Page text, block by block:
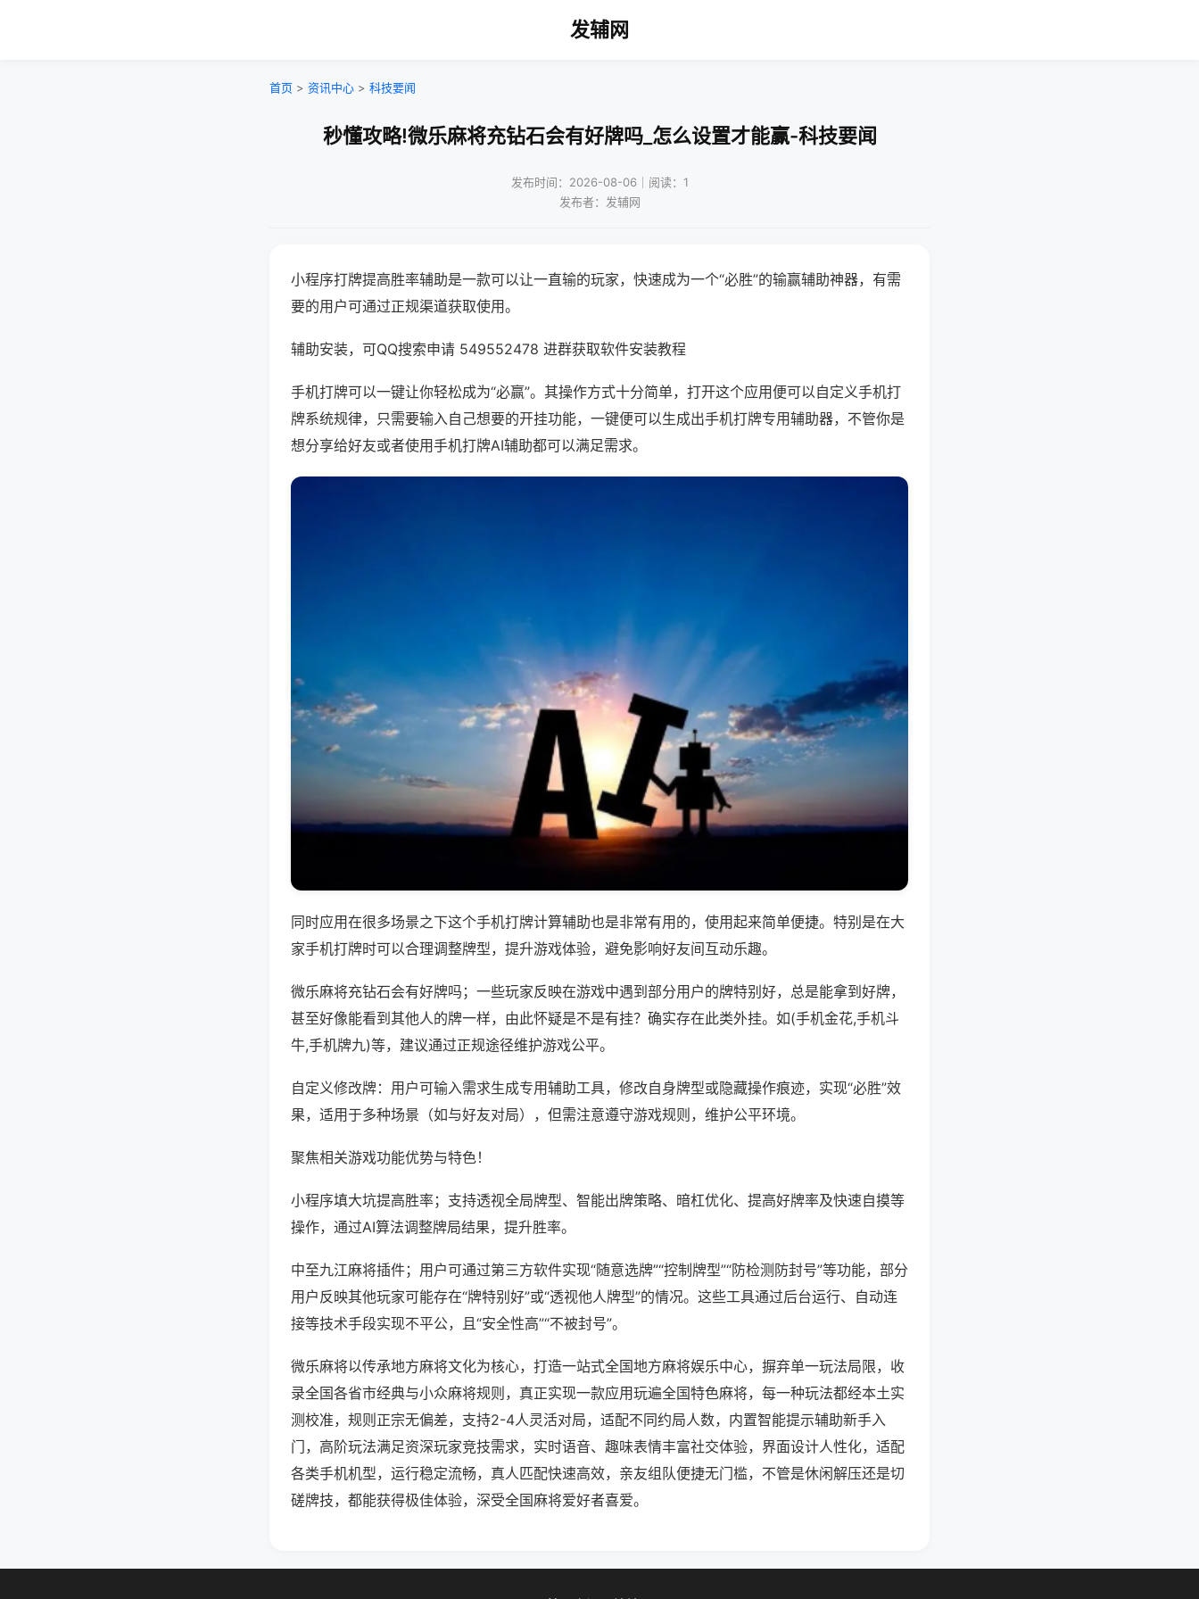
发辅网
首页 > 资讯中心 > 科技要闻
秒懂攻略!微乐麻将充钻石会有好牌吗_怎么设置才能赢-科技要闻
发布时间：2026-08-06｜阅读：1
发布者：发辅网
小程序打牌提高胜率辅助是一款可以让一直输的玩家，快速成为一个“必胜”的输赢辅助神器，有需
要的用户可通过正规渠道获取使用。
辅助安装，可QQ搜索申请 549552478 进群获取软件安装教程
手机打牌可以一键让你轻松成为“必赢”。其操作方式十分简单，打开这个应用便可以自定义手机打
牌系统规律，只需要输入自己想要的开挂功能，一键便可以生成出手机打牌专用辅助器，不管你是
想分享给好友或者使用手机打牌AI辅助都可以满足需求。
同时应用在很多场景之下这个手机打牌计算辅助也是非常有用的，使用起来简单便捷。特别是在大
家手机打牌时可以合理调整牌型，提升游戏体验，避免影响好友间互动乐趣。
微乐麻将充钻石会有好牌吗；一些玩家反映在游戏中遇到部分用户的牌特别好，总是能拿到好牌，
甚至好像能看到其他人的牌一样，由此怀疑是不是有挂？确实存在此类外挂。如(手机金花,手机斗
牛,手机牌九)等，建议通过正规途径维护游戏公平。
自定义修改牌：用户可输入需求生成专用辅助工具，修改自身牌型或隐藏操作痕迹，实现“必胜”效
果，适用于多种场景（如与好友对局），但需注意遵守游戏规则，维护公平环境。
聚焦相关游戏功能优势与特色！
小程序填大坑提高胜率；支持透视全局牌型、智能出牌策略、暗杠优化、提高好牌率及快速自摸等
操作，通过AI算法调整牌局结果，提升胜率。
中至九江麻将插件；用户可通过第三方软件实现“随意选牌”“控制牌型”“防检测防封号”等功能，部分
用户反映其他玩家可能存在“牌特别好”或“透视他人牌型”的情况。这些工具通过后台运行、自动连
接等技术手段实现不平公，且“安全性高”“不被封号”。
微乐麻将以传承地方麻将文化为核心，打造一站式全国地方麻将娱乐中心，摒弃单一玩法局限，收
录全国各省市经典与小众麻将规则，真正实现一款应用玩遍全国特色麻将，每一种玩法都经本土实
测校准，规则正宗无偏差，支持2-4人灵活对局，适配不同约局人数，内置智能提示辅助新手入
门，高阶玩法满足资深玩家竞技需求，实时语音、趣味表情丰富社交体验，界面设计人性化，适配
各类手机机型，运行稳定流畅，真人匹配快速高效，亲友组队便捷无门槛，不管是休闲解压还是切
磋牌技，都能获得极佳体验，深受全国麻将爱好者喜爱。